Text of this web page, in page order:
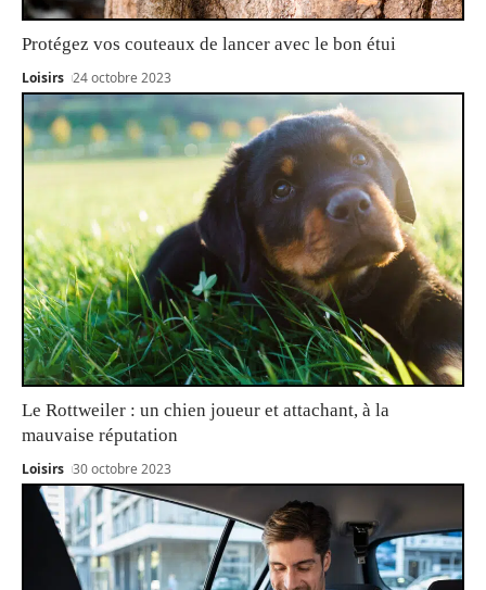
Protégez vos couteaux de lancer avec le bon étui
Loisirs 24 octobre 2023
Le Rottweiler : un chien joueur et attachant, à la
mauvaise réputation
Loisirs 30 octobre 2023